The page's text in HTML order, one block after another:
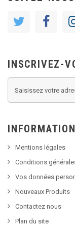
INSCRIVEZ-
INFORMATION
Mentions légales
Conditions
Vos données
Nouveaux Produits
Contactez nous
Plan du site